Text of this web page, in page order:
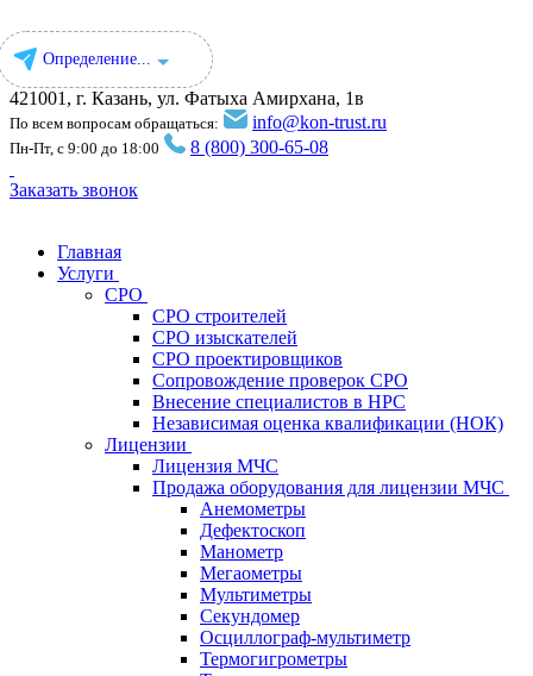
Определение...
421001, г. Казань, ул. ​Фатыха Амирхана, 1в
По всем вопросам обращаться: info@kon-trust.ru
Пн-Пт, с 9:00 до 18:00 8 (800) 300-65-08
Заказать звонок
Главная
Услуги
СРО
СРО строителей
СРО изыскателей
СРО проектировщиков
Сопровождение проверок СРО
Внесение специалистов в НРС
Независимая оценка квалификации (НОК)
Лицензии
Лицензия МЧС
Продажа оборудования для лицензии МЧС
Анемометры
Дефектоскоп
Манометр
Мегаометры
Мультиметры
Секундомер
Осциллограф-мультиметр
Термогигрометры